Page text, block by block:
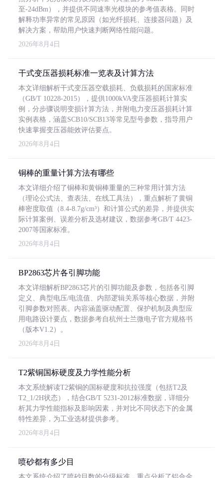
至-24dBm），并提供不同速率光模块的参考值表格。同时
解释功率异常的常见原因（如光纤损耗、连接器问题）及
解决方案，帮助用户快速判断网络性能问题。
2026年8月4日
干式变压器损耗标准一览表及计算方法
本文详细解析干式变压器空载损耗、负载损耗的国家标准
（GB/T 10228-2015），提供1000kVA变压器损耗计算实
例，分步骤说明变损计算方法，并附电力变压器损耗计算
实例表格，涵盖SCB10/SCB13等常见型号参数，指导用户
快速掌握变压器能效评估要点。
2026年8月4日
铜棒的重量计算方法有哪些
本文详细介绍了铜棒和黄铜棒重量的三种常用计算方法
（理论公式法、查表法、在线工具法），重点解析了黄铜
棒密度取值（8.4-8.7g/cm³）和计算公式的差异，并提供实
际计算案例、误差分析及选材建议，数据参考GB/T 4423-
2007等国家标准。
2026年8月4日
BP2863芯片各引脚功能
本文详细解析BP2863芯片的引脚功能及参数，包括各引脚
定义、典型电压/电流值、内部逻辑关系等核心数据，并附
引脚参数对照表。内容涵盖驱动配置、保护机制及典型应
用电路设计要点，数据参考自杭州士兰微电子官方规格书
（版本V1.2）。
2026年8月4日
T2紫铜国标硬度及力学性能分析
本文系统解读T2紫铜的国标硬度和抗拉强度（包括T2及
T2_1/2H状态），结合GB/T 5231-2012标准数据，详细分
析其力学性能指标及影响因素，并对比不同状态下的金属
特性差异，为工业选材提供参考。
2026年8月4日
喷砂都有多少目